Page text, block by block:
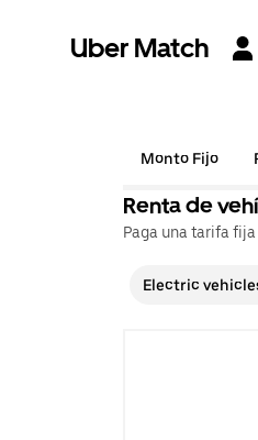
Uber Match
Monto Fijo
Renta de
Paga una tarifa
Electric